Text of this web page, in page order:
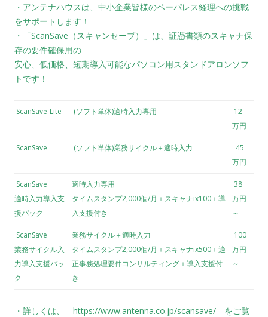
・アンテナハウスは、中小企業皆様のペーパレス経理への挑戦
をサポートします！
・「ScanSave（スキャンセーブ）」は、証憑書類のスキャナ保
存の要件確保用の
安心、低価格、短期導入可能なパソコン用スタンドアロンソフ
トです！
ScanSave-Lite (ソフト単体)適時入力専用
12
万円
ScanSave (ソフト単体)業務サイクル＋適時入力
45
万円
ScanSave
適時入力導入支
援パック
適時入力専用
タイムスタンプ2,000個/月＋スキャナix100＋導
入支援付き
38
万円
～
ScanSave
業務サイクル入
力導入支援パッ
ク
業務サイクル＋適時入力
タイムスタンプ2,000個/月＋スキャナix500＋適
正事務処理要件コンサルティング＋導入支援付
き
100
万円
～
・詳しくは、 https://www.antenna.co.jp/scansave/ をご覧